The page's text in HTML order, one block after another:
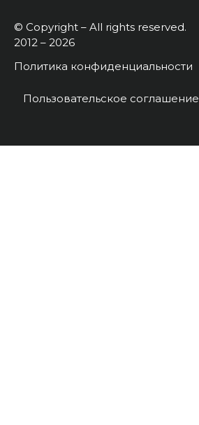
© Copyright – All rights reserved.
2012 – 2026
Политика конфиденциальности
Пользовательское соглашение